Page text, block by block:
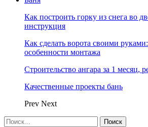
Как построить горку из снега во
инструкция
Как сделать ворота своими
особенности монтажа
Строительство ангара за 1 месяц,
Качественные проекты бань
Prev Next